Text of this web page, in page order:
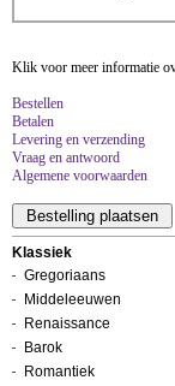
Klik voor meer informatie
Bestellen
Betalen
Levering en verzending
Vraag en antwoord
Algemene voorwaarden
Klassiek
Gregoriaans
Middeleeuwen
Renaissance
Barok
Romantiek